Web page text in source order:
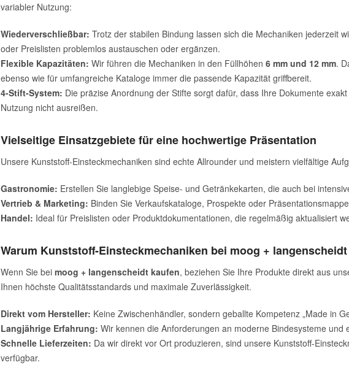
variabler Nutzung:
Wiederverschließbar: Trotz der stabilen Bindung lassen sich die Mechaniken jederzeit
oder Preislisten problemlos austauschen oder ergänzen.
Flexible Kapazitäten: Wir führen die Mechaniken in den Füllhöhen 6 mm und 12 mm.
ebenso wie für umfangreiche Kataloge immer die passende Kapazität griffbereit.
4-Stift-System: Die präzise Anordnung der Stifte sorgt dafür, dass Ihre Dokumente
Nutzung nicht ausreißen.
Vielseitige Einsatzgebiete für eine hochwertige Präsentation
Unsere Kunststoff-Einsteckmechaniken sind echte Allrounder und meistern vielfältige
Gastronomie: Erstellen Sie langlebige Speise- und Getränkekarten, die auch bei
Vertrieb & Marketing: Binden Sie Verkaufskataloge, Prospekte oder
Handel: Ideal für Preislisten oder Produktdokumentationen, die regelmäßig aktualisiert
Warum Kunststoff-Einsteckmechaniken bei moog +
Wenn Sie bei moog + langenscheidt kaufen, beziehen Sie Ihre Produkte direkt aus
Ihnen höchste Qualitätsstandards und maximale Zuverlässigkeit.
Direkt vom Hersteller: Keine Zwischenhändler, sondern geballte Kompetenz „Made in
Langjährige Erfahrung: Wir kennen die Anforderungen an moderne Bindesysteme und
Schnelle Lieferzeiten: Da wir direkt vor Ort produzieren, sind unsere Kunststoff-
verfügbar.